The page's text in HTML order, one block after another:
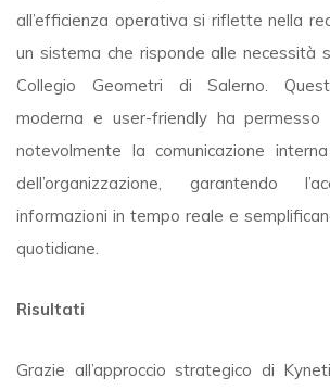
all’efficienza operativa si riflette nella
un sistema che risponde alle necessità
Collegio Geometri di Salerno.
moderna e user-friendly ha permesso
notevolmente la comunicazione
dell’organizzazione, garantendo
informazioni in tempo reale e
quotidiane.
Risultati
Grazie all’approccio strategico di